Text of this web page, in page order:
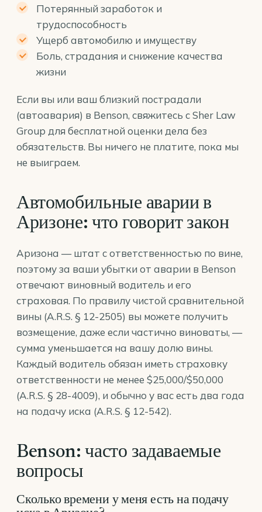
Потерянный заработок и
трудоспособность
Ущерб автомобилю и имуществу
Боль, страдания и снижение качества
жизни
Если вы или ваш близкий пострадали
(автоавария) в Benson, свяжитесь с Sher Law
Group для бесплатной оценки дела без
обязательств. Вы ничего не платите, пока мы
не выиграем.
Автомобильные аварии в
Аризоне: что говорит закон
Аризона — штат с ответственностью по вине,
поэтому за ваши убытки от аварии в Benson
отвечают виновный водитель и его
страховая. По правилу чистой сравнительной
вины (A.R.S. § 12-2505) вы можете получить
возмещение, даже если частично виноваты, —
сумма уменьшается на вашу долю вины.
Каждый водитель обязан иметь страховку
ответственности не менее $25,000/$50,000
(A.R.S. § 28-4009), и обычно у вас есть два года
на подачу иска (A.R.S. § 12-542).
Benson: часто задаваемые
вопросы
Сколько времени у меня есть на подачу